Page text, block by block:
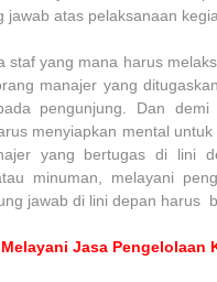
atas pelaksanaan
staf yang mana harus
manajer yang
pengunjung. Dan
menyiapkan mental
yang bertugas di lini
minuman, melayani
jawab di lini depan harus
Jasa Pengelolaan